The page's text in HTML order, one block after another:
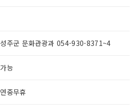
성주군 문화관광과 054-930-8371~4
가능
연중무휴